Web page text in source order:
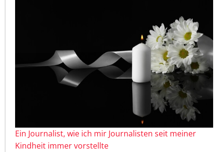
Ein Journalist, wie ich mir Journalisten seit meiner
Kindheit immer vorstellte